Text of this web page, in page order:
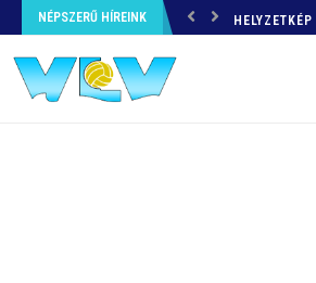
NÉPSZERŰ HÍREINK